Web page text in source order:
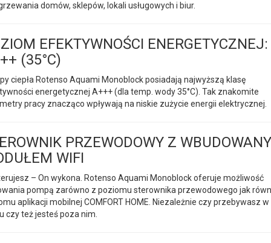
domów, sklepów, lokali usługowych i biur.
EFEKTYWNOŚCI ENERGETYCZNEJ:
(35°C)
ciepła Rotenso Aquami Monoblock posiadają najwyższą klasę
energetycznej A+++ (dla temp. wody 35°C). Tak znakomite
pracy znacząco wpływają na niskie zużycie energii elektrycznej.
PRZEWODOWY Z
WIFI
– On wykona. Rotenso Aquami Monoblock oferuje możliwość
pompą zarówno z poziomu sterownika przewodowego jak
aplikacji mobilnej COMFORT HOME. Niezależnie czy przebywasz w
czy też jesteś poza nim.